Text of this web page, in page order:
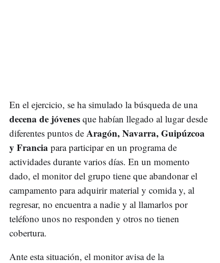
En el ejercicio, se ha simulado la búsqueda de una
decena de jóvenes que habían llegado al lugar desde
diferentes puntos de Aragón, Navarra, Guipúzcoa
y Francia para participar en un programa de
actividades durante varios días. En un momento
dado, el monitor del grupo tiene que abandonar el
campamento para adquirir material y comida y, al
regresar, no encuentra a nadie y al llamarlos por
teléfono unos no responden y otros no tienen
cobertura.
Ante esta situación, el monitor avisa de la